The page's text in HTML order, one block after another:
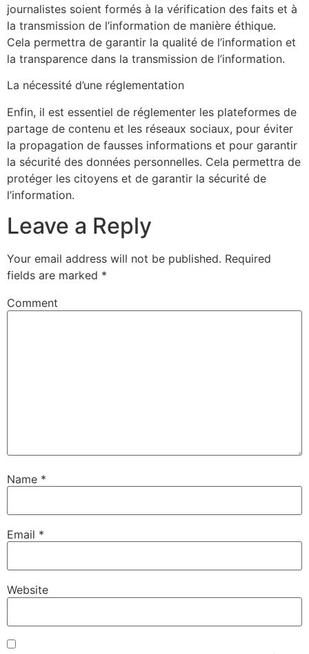
journalistes soient formés à la vérification des faits et à
la transmission de l’information de manière éthique.
Cela permettra de garantir la qualité de l’information et
la transparence dans la transmission de l’information.
La nécessité d’une réglementation
Enfin, il est essentiel de réglementer les plateformes de
partage de contenu et les réseaux sociaux, pour éviter
la propagation de fausses informations et pour garantir
la sécurité des données personnelles. Cela permettra de
protéger les citoyens et de garantir la sécurité de
l’information.
Leave a Reply
Your email address will not be published. Required
fields are marked *
Comment
Name *
Email *
Website